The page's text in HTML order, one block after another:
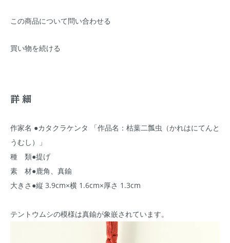
この商品について問い合わせる
買い物を続ける
詳細
作家名 ●カタクラケンタ 「作品名：枯葉二瓢虫（かれはにてんと
うむし）」
種 類●提げ
素 材●鹿角、真鍮
大きさ●縦 3.9cm×横 1.6cm×厚さ 1.3cm
テントウムシの模様は真鍮が象嵌されています。